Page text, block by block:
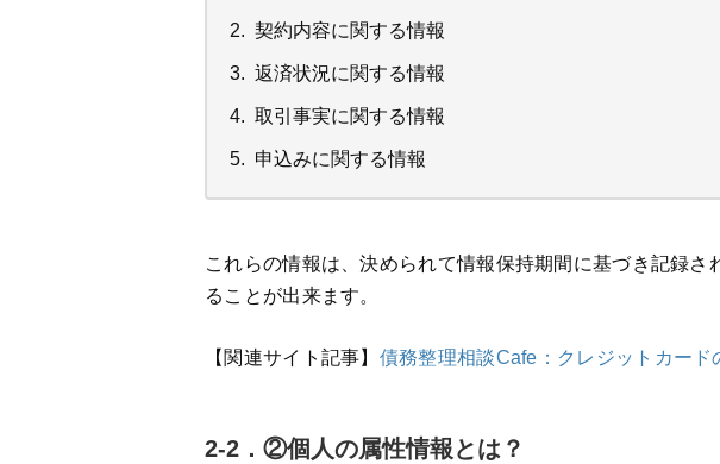
契約内容に関する情報
返済状況に関する情報
取引事実に関する情報
申込みに関する情報
これらの情報は、決められて情報保持期間に基づき記録
ることが出来ます。
【関連サイト記事】 債務整理相談Cafe：クレジットカー
2-2．②個人の属性情報とは？